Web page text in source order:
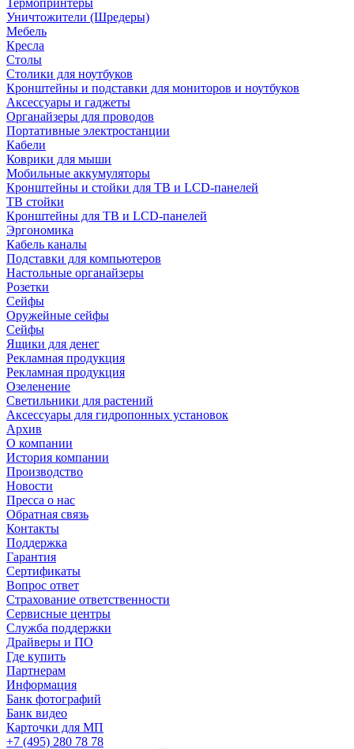
Термопринтеры
Уничтожители (Шредеры)
Мебель
Кресла
Столы
Столики для ноутбуков
Кронштейны и подставки для мониторов и ноутбуков
Аксессуары и гаджеты
Органайзеры для проводов
Портативные электростанции
Кабели
Коврики для мыши
Мобильные аккумуляторы
Кронштейны и стойки для ТВ и LCD-панелей
ТВ стойки
Кронштейны для ТВ и LCD-панелей
Эргономика
Кабель каналы
Подставки для компьютеров
Настольные органайзеры
Розетки
Сейфы
Оружейные сейфы
Сейфы
Ящики для денег
Рекламная продукция
Рекламная продукция
Озеленение
Светильники для растений
Аксессуары для гидропонных установок
Архив
О компании
История компании
Производство
Новости
Пресса о нас
Обратная связь
Контакты
Поддержка
Гарантия
Сертификаты
Вопрос ответ
Страхование ответственности
Сервисные центры
Служба поддержки
Драйверы и ПО
Где купить
Партнерам
Информация
Банк фотографий
Банк видео
Карточки для МП
+7 (495) 280 78 78